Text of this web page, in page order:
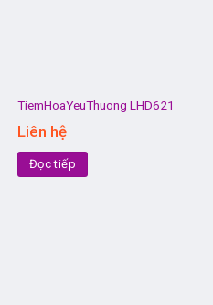
TiemHoaYeuThuong LHD621
Liên hệ
Đọc tiếp